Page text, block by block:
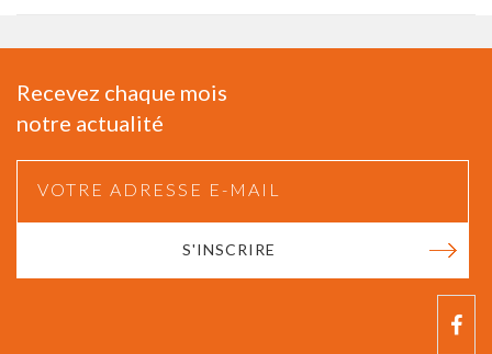
Recevez chaque mois
notre actualité
S'INSCRIRE